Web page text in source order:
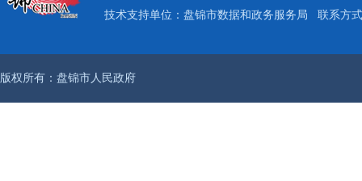
技术支持单位：盘锦市数据和政务服务局 联系方
版权所有：盘锦市人民政府